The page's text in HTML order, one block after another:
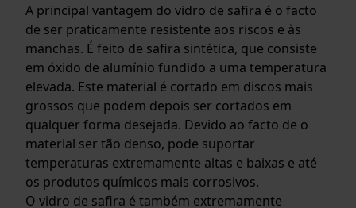
A principal vantagem do vidro de safira é o facto
de ser praticamente resistente aos riscos e às
manchas. É feito de safira sintética, que consiste
em óxido de alumínio fundido a uma temperatura
elevada. Este material é cortado em discos mais
grossos que podem depois ser cortados em
qualquer forma desejada. Devido ao facto de o
material ser tão denso, pode suportar
temperaturas extremamente altas e baixas e até
os produtos químicos mais corrosivos.
O vidro de safira é também extremamente